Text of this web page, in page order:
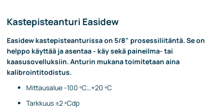
Kastepisteanturi Easidew
Easidew kastepisteanturissa on 5/8" prosessiliitäntä. Se on
helppo käyttää ja asentaa - käy sekä paineilma- tai
kaasusovelluksiin. Anturin mukana toimitetaan aina
kalibrointitodistus.
Mittausalue -100 ºC…+20 ºC
Tarkkuus ±2 ºCdp